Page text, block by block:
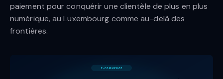
paiement pour conquérir une clientèle de plus en plus
numérique, au Luxembourg comme au-delà des
frontières.